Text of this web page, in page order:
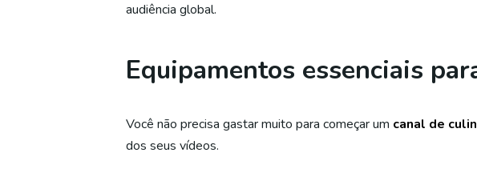
audiência global.
Equipamentos essenciais
Você não precisa gastar muito para começar um canal de
dos seus vídeos.